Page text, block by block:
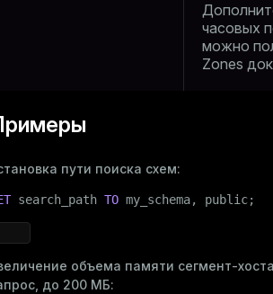
часовых
можно
Zones
пути поиска схем:
search_path TO my_schema, public;
объема памяти сегмент-
до 200 МБ: